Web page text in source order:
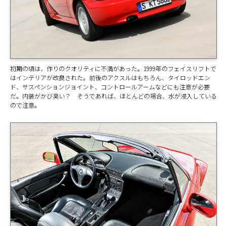
初期の頃は、作りのクオリティに不満があった。1999年のフェイスリフトで
はインテリアが改良された。前後のアクスルはもちろん、タイロッドエン
ド、サスペンションジョイント、コントロールアームなどにも注意が必要
だ。内装がかび臭い？ そうであれば、ほとんどの場合、水が浸入している
ので注意。